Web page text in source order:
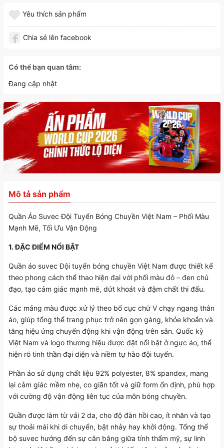
Yêu thích sản phẩm
Chia sẻ lên facebook
Có thể bạn quan tâm:
Đang cập nhật
Mô tả sản phẩm
Quần Áo Suvec Đội Tuyển Bóng Chuyền Việt Nam – Phối Màu
Mạnh Mẽ, Tối Ưu Vận Động
1. ĐẶC ĐIỂM NỔI BẬT
Quần áo suvec Đội tuyển bóng chuyền Việt Nam được thiết kế
theo phong cách thể thao hiện đại với phối màu đỏ – đen chủ
đạo, tạo cảm giác mạnh mẽ, dứt khoát và đậm chất thi đấu.
Các mảng màu được xử lý theo bố cục chữ V chạy ngang thân
áo, giúp tổng thể trang phục trở nên gọn gàng, khỏe khoắn và
tăng hiệu ứng chuyển động khi vận động trên sân. Quốc kỳ
Việt Nam và logo thương hiệu được đặt nổi bật ở ngực áo, thể
hiện rõ tinh thần đại diện và niềm tự hào đội tuyển.
Phần áo sử dụng chất liệu 92% polyester, 8% spandex, mang
lại cảm giác mềm nhẹ, co giãn tốt và giữ form ổn định, phù hợp
với cường độ vận động liên tục của môn bóng chuyền.
Quần được làm từ vải 2 da, cho độ đàn hồi cao, ít nhăn và tạo
sự thoải mái khi di chuyển, bật nhảy hay khởi động. Tổng thể
bộ suvec hướng đến sự cân bằng giữa tính thẩm mỹ, sự linh